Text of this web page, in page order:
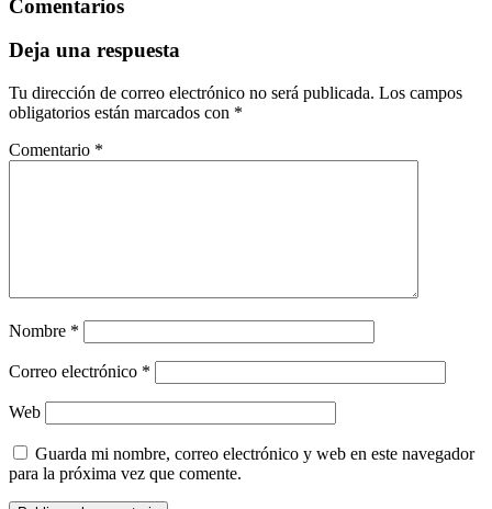
Comentarios
Deja una respuesta
Tu dirección de correo electrónico no será publicada. Los campos
obligatorios están marcados con *
Comentario *
Nombre *
Correo electrónico *
Web
Guarda mi nombre, correo electrónico y web en este navegador
para la próxima vez que comente.